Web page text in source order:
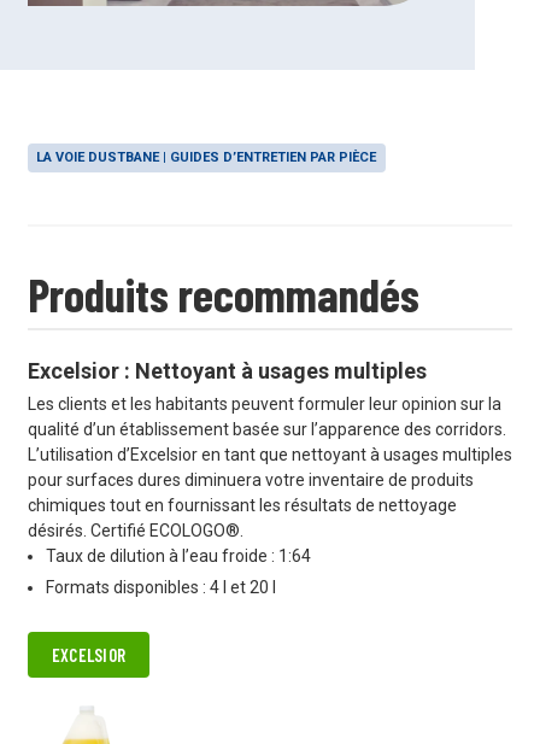
LA VOIE DUSTBANE | GUIDES D’ENTRETIEN PAR PIÈCE
Produits recommandés
Excelsior : Nettoyant à usages multiples
Les clients et les habitants peuvent formuler leur opinion sur la
qualité d’un établissement basée sur l’apparence des corridors.
L’utilisation d’Excelsior en tant que nettoyant à usages multiples
pour surfaces dures diminuera votre inventaire de produits
chimiques tout en fournissant les résultats de nettoyage
désirés. Certifié ECOLOGO®.
Taux de dilution à l’eau froide : 1:64
Formats disponibles : 4 l et 20 l
EXCELSIOR